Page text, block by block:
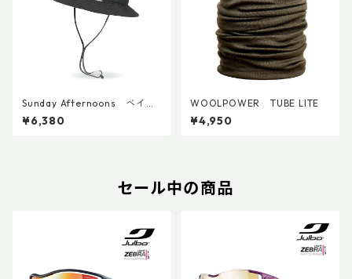
Sunday Afternoons ベイパ
ーライトテンポバケット
¥6,380
WOOLPOWER TUBE LITE
¥4,950
セール中の商品